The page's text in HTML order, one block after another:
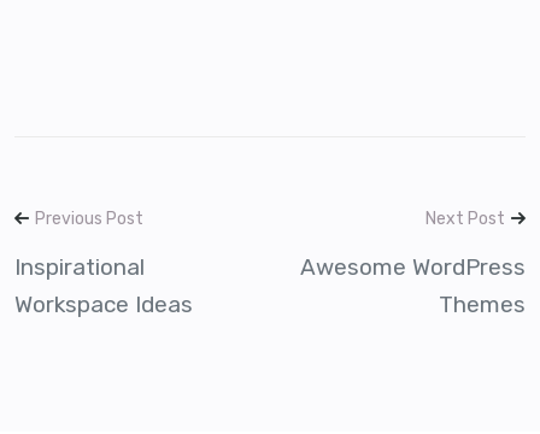
Previous Post
Inspirational
Workspace Ideas
Next Post
Awesome WordPress
Themes